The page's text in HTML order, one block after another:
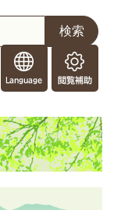
o
r
e
i
閲
覧
助